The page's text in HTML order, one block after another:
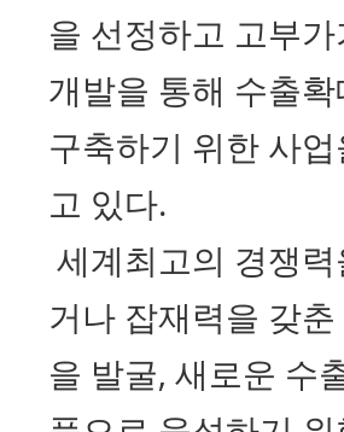
을 선정하고 고부
개발을 통해 수출
구축하기 위한 사
고 있다.
세계최고의 경쟁력
거나 잡재력을 갖
을 발굴, 새로운 수